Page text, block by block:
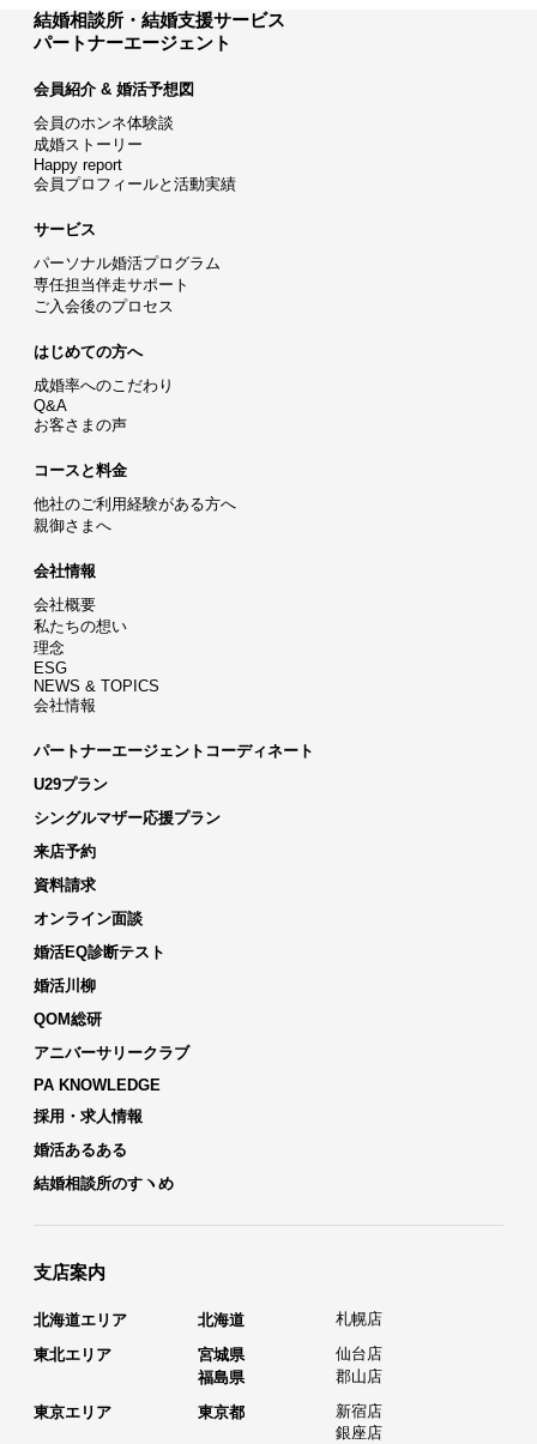
結婚相談所・結婚支援サービス
パートナーエージェント
会員紹介 & 婚活予想図
会員のホンネ体験談
成婚ストーリー
Happy report
会員プロフィールと活動実績
サービス
パーソナル婚活プログラム
専任担当伴走サポート
ご入会後のプロセス
はじめての方へ
成婚率へのこだわり
Q&A
お客さまの声
コースと料金
他社のご利用経験がある方へ
親御さまへ
会社情報
会社概要
私たちの想い
理念
ESG
NEWS & TOPICS
会社情報
パートナーエージェントコーディネート
U29プラン
シングルマザー応援プラン
来店予約
資料請求
オンライン面談
婚活EQ診断テスト
婚活川柳
QOM総研
アニバーサリークラブ
PA KNOWLEDGE
採用・求人情報
婚活あるある
結婚相談所のすヽめ
支店案内
北海道エリア 北海道
札幌店
東北エリア
宮城県
仙台店
福島県
郡山店
東京エリア
東京都
新宿店
銀座店